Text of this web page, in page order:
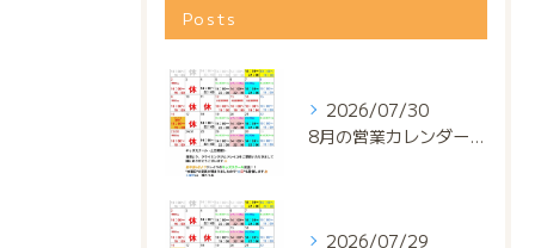
Posts
2026/07/30
8月の営業カレンダー📅でっっっす‼️
2026/07/29